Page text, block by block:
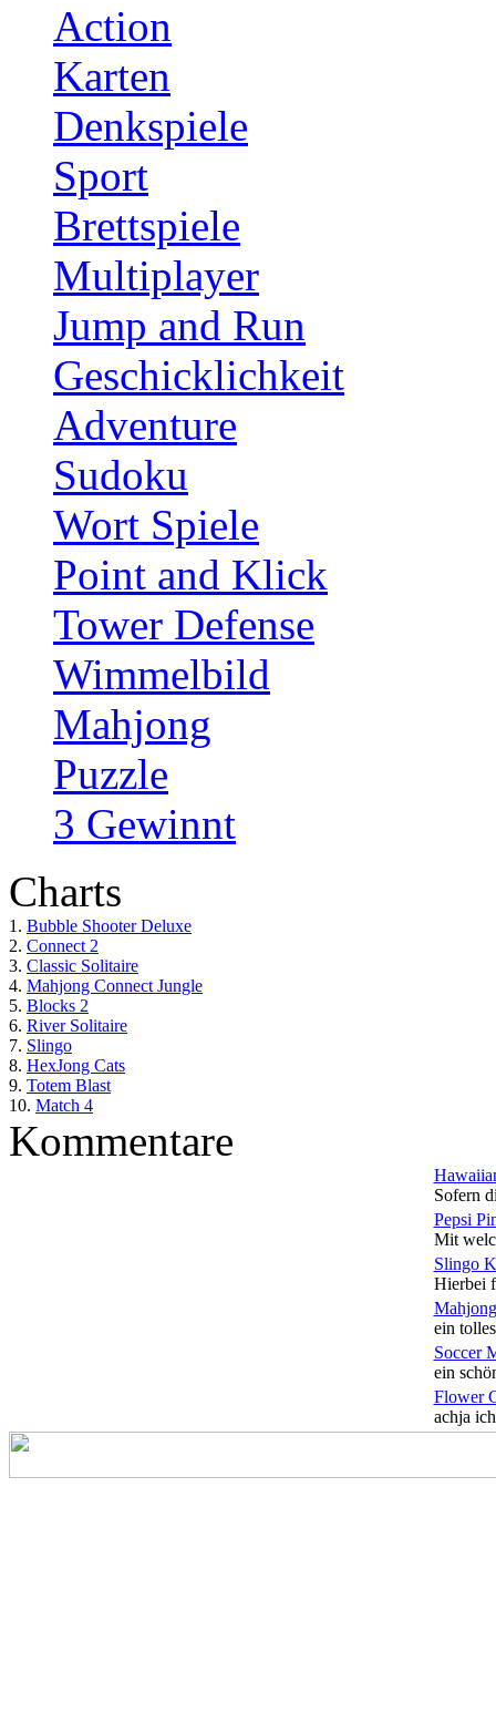
Action
Karten
Denkspiele
Sport
Brettspiele
Multiplayer
Jump and Run
Geschicklichkeit
Adventure
Sudoku
Wort Spiele
Point and Klick
Tower Defense
Wimmelbild
Mahjong
Puzzle
3 Gewinnt
Charts
1. Bubble Shooter Deluxe
2. Connect 2
3. Classic Solitaire
4. Mahjong Connect Jungle
5. Blocks 2
6. River Solitaire
7. Slingo
8. HexJong Cats
9. Totem Blast
10. Match 4
Kommentare
Sofern
Pepsi
Mit
Slingo
Hierbei
ein
Soccer
ein
Flower
achja